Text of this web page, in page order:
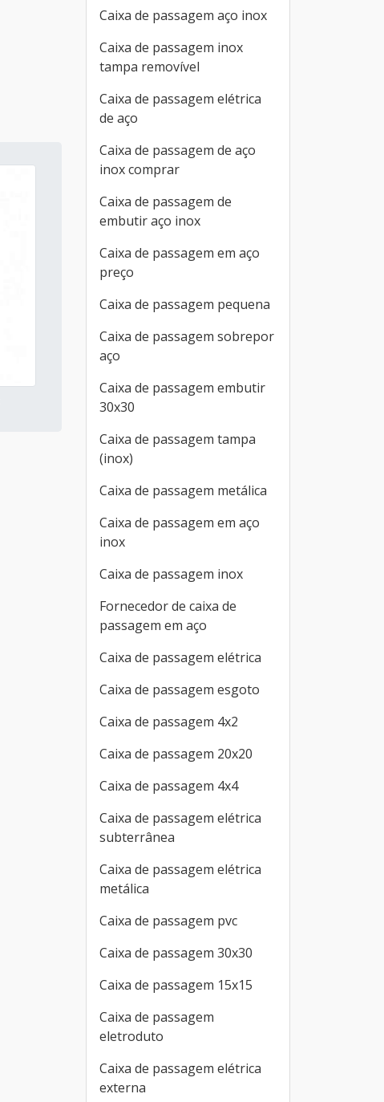
Caixa de passagem aço inox
Caixa de passagem inox
tampa removível
Caixa de passagem elétrica
de aço
Caixa de passagem de aço
inox comprar
Caixa de passagem de
embutir aço inox
Caixa de passagem em aço
preço
Caixa de passagem pequena
Caixa de passagem sobrepor
aço
Caixa de passagem embutir
30x30
Caixa de passagem tampa
(inox)
Caixa de passagem metálica
Caixa de passagem em aço
inox
Caixa de passagem inox
Fornecedor de caixa de
passagem em aço
Caixa de passagem elétrica
Caixa de passagem esgoto
Caixa de passagem 4x2
Caixa de passagem 20x20
Caixa de passagem 4x4
Caixa de passagem elétrica
subterrânea
Caixa de passagem elétrica
metálica
Caixa de passagem pvc
Caixa de passagem 30x30
Caixa de passagem 15x15
Caixa de passagem
eletroduto
Caixa de passagem elétrica
externa